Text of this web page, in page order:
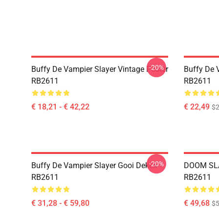
Buffy De Vampier Slayer Vintage Poster
RB2611
€ 18,21 - € 42,22
-20%
Buffy De
RB2611
€ 22,49
Buffy De Vampier Slayer Gooi Deken
RB2611
€ 31,28 - € 59,80
-20%
DOOM
RB2611
€ 49,68